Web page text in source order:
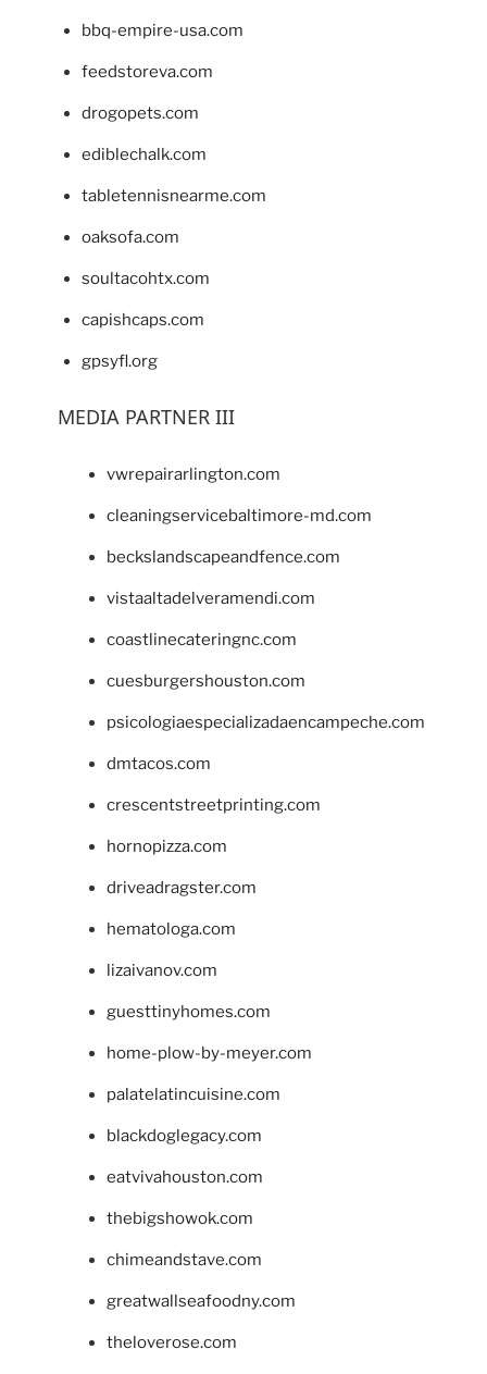
bbq-empire-usa.com
feedstoreva.com
drogopets.com
ediblechalk.com
tabletennisnearme.com
oaksofa.com
soultacohtx.com
capishcaps.com
gpsyfl.org
MEDIA PARTNER III
vwrepairarlington.com
cleaningservicebaltimore-md.com
beckslandscapeandfence.com
vistaaltadelveramendi.com
coastlinecateringnc.com
cuesburgershouston.com
psicologiaespecializadaencampeche.com
dmtacos.com
crescentstreetprinting.com
hornopizza.com
driveadragster.com
hematologa.com
lizaivanov.com
guesttinyhomes.com
home-plow-by-meyer.com
palatelatincuisine.com
blackdoglegacy.com
eatvivahouston.com
thebigshowok.com
chimeandstave.com
greatwallseafoodny.com
theloverose.com